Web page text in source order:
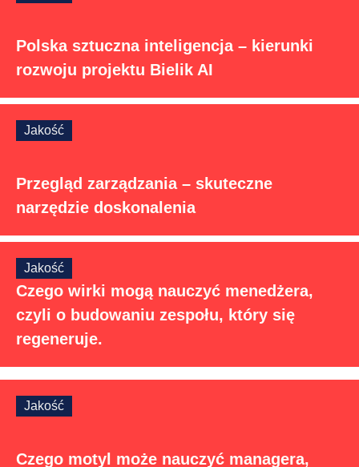
Polska sztuczna inteligencja – kierunki
rozwoju projektu Bielik AI
Jakość
Przegląd zarządzania – skuteczne
narzędzie doskonalenia
Jakość
Czego wirki mogą nauczyć menedżera,
czyli o budowaniu zespołu, który się
regeneruje.
Jakość
Czego motyl może nauczyć managera,